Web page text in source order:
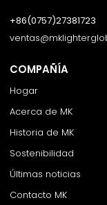
+86(0757)27381723
COMPAÑÍA
Hogar
Acerca de MK
Historia de MK
Sostenibilidad
Últimas noticias
Contacto MK